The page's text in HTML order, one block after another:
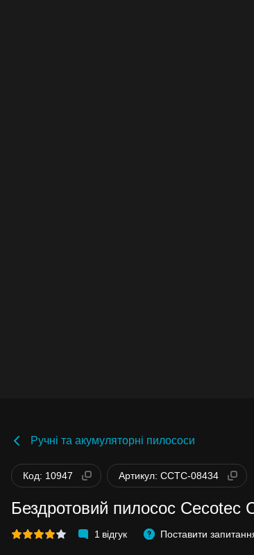
Ручні та акумуляторні пилососи
Код: 10947 Артикул: CCTC-08434
Бездротовий пилосос Cecotec
1 відгук Поставити
Бонуси стають активними
після покупки.
Баланс можна перевірити у
кабінеті в розділі «Мої
Накопиченими бонусами
99% вартості наступної